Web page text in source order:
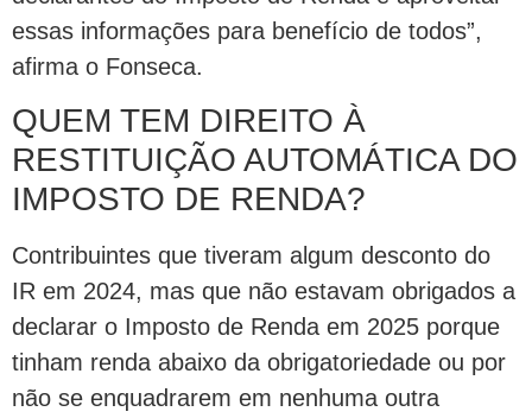
essas informações para benefício de todos”,
afirma o Fonseca.
QUEM TEM DIREITO À
RESTITUIÇÃO AUTOMÁTICA DO
IMPOSTO DE RENDA?
Contribuintes que tiveram algum desconto do
IR em 2024, mas que não estavam obrigados a
declarar o Imposto de Renda em 2025 porque
tinham renda abaixo da obrigatoriedade ou por
não se enquadrarem em nenhuma outra